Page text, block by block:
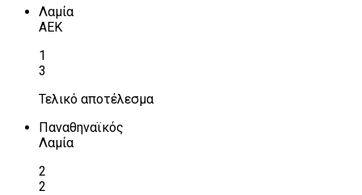
Λαμία
ΑΕΚ
1
3
Τελικό αποτέλεσμα
Παναθηναϊκός
Λαμία
2
2